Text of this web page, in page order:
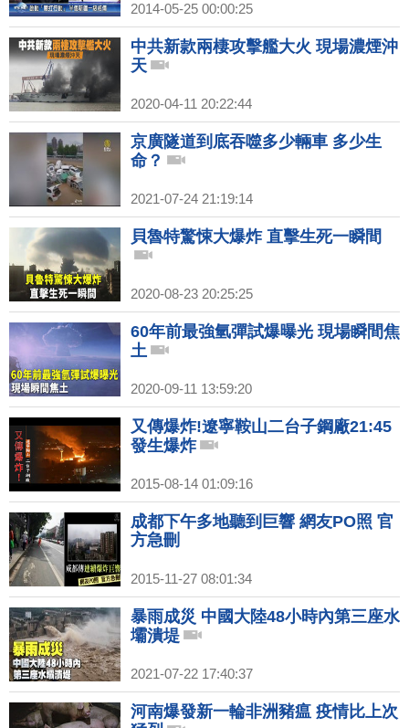
2014-05-25 00:00:25
中共新款兩棲攻擊艦大火 現場濃煙沖
天
2020-04-11 20:22:44
京廣隧道到底吞噬多少輛車 多少生
命？
2021-07-24 21:19:14
貝魯特驚悚大爆炸 直擊生死一瞬間
2020-08-23 20:25:25
60年前最強氫彈試爆曝光 現場瞬間焦
土
2020-09-11 13:59:20
又傳爆炸!遼寧鞍山二台子鋼廠21:45
發生爆炸
2015-08-14 01:09:16
成都下午多地聽到巨響 網友PO照 官
方急刪
2015-11-27 08:01:34
暴雨成災 中國大陸48小時內第三座水
壩潰堤
2021-07-22 17:40:37
河南爆發新一輪非洲豬瘟 疫情比上次